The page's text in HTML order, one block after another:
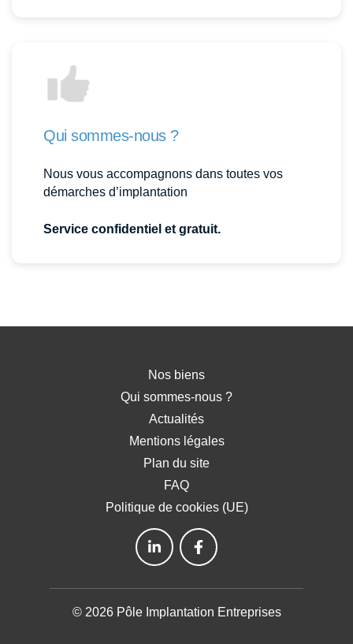
Qui sommes-nous ?
Nous vous accompagnons dans toutes vos
démarches d’implantation
Service confidentiel et gratuit.
Nos biens
Qui sommes-nous ?
Actualités
Mentions légales
Plan du site
FAQ
Politique de cookies (UE)
© 2026 Pôle Implantation Entreprises